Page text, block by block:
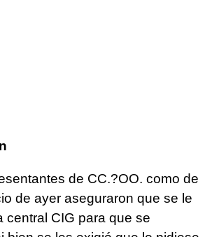
de CC.?OO. como de
de ayer aseguraron que se le
central CIG para que se